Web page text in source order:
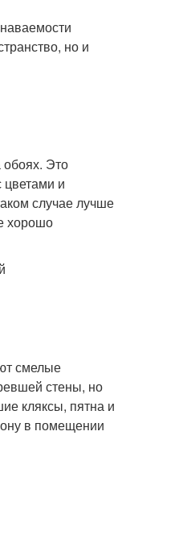
но и
обоях. Это
цветами и
случае лучше
хорошо
смелые
стены, но
кляксы, пятна и
в помещении